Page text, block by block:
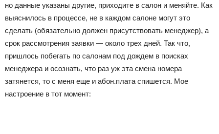
но данные указаны другие, приходите в салон и меняйте. Как
выяснилось в процессе, не в каждом салоне могут это
сделать (обязательно должен присутствовать менеджер), а
срок рассмотрения заявки — около трех дней. Так что,
пришлось побегать по салонам под дождем в поисках
менеджера и осознать, что раз уж эта смена номера
затянется, то с меня еще и абон.плата спишется. Мое
настроение в тот момент: